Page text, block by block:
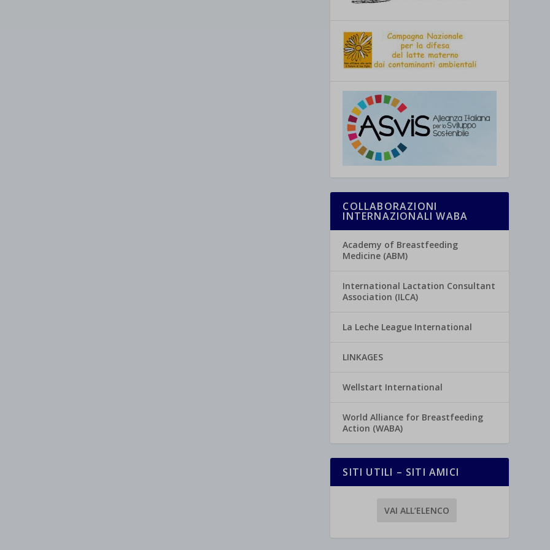
COLLABORAZIONI
INTERNAZIONALI WABA
Academy of Breastfeeding
Medicine (ABM)
International Lactation Consultant
Association (ILCA)
La Leche League International
LINKAGES
Wellstart International
World Alliance for Breastfeeding
Action (WABA)
SITI UTILI – SITI AMICI
VAI ALL’ELENCO